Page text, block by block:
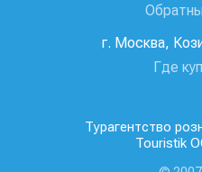
Турагентство
Touristik
г. Москва,
Где